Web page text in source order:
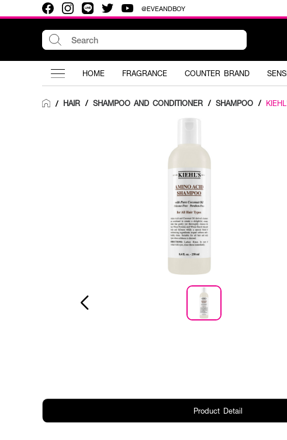
@EVEANDBOY
HOME FRAGRANCE COUNTER BRAND
/ HAIR / SHAMPOO AND CONDITIONER / SHAMPOO /
Product Detail